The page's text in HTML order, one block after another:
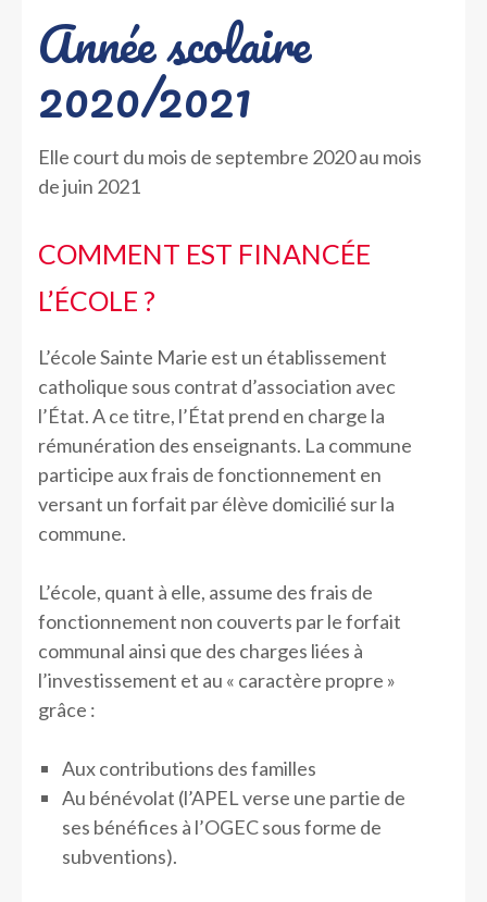
Année scolaire
2020/2021
Elle court du mois de septembre 2020 au mois
de juin 2021
COMMENT EST FINANCÉE
L’ÉCOLE ?
L’école Sainte Marie est un établissement
catholique sous contrat d’association avec
l’État. A ce titre, l’État prend en charge la
rémunération des enseignants. La commune
participe aux frais de fonctionnement en
versant un forfait par élève domicilié sur la
commune.
L’école, quant à elle, assume des frais de
fonctionnement non couverts par le forfait
communal ainsi que des charges liées à
l’investissement et au « caractère propre »
grâce :
Aux contributions des familles
Au bénévolat (l’APEL verse une partie de
ses bénéfices à l’OGEC sous forme de
subventions).